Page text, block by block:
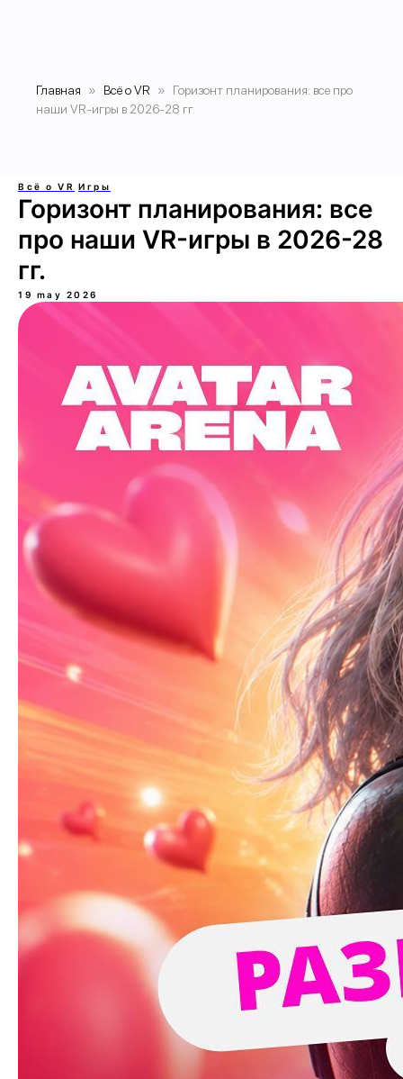
Главная Всё о VR
Горизонт планирования: все про
наши VR-игры в 2026-28 гг.
Всё о VR Игры
Горизонт планирования: все
про наши VR-игры в 2026-28
гг.
19 may 2026